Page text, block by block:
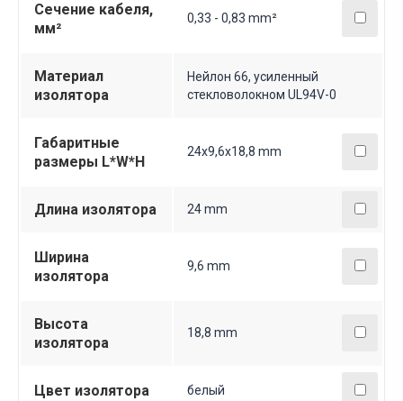
Сечение кабеля,
мм²
0,33 - 0,83 mm²
Материал
изолятора
Нейлон 66, усиленный
стекловолокном UL94V-0
Габаритные
размеры L*W*H
24х9,6х18,8 mm
Длина изолятора 24 mm
Ширина
изолятора
9,6 mm
Высота
изолятора
18,8 mm
Цвет изолятора белый